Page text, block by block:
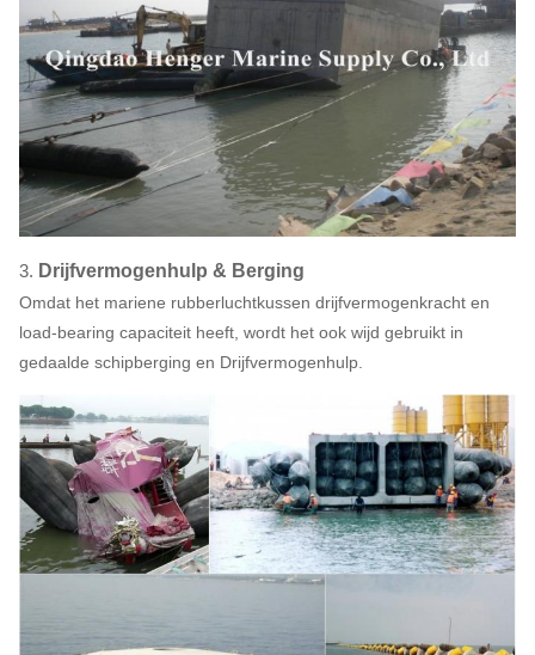
3. Drijfvermogenhulp & Berging
Omdat het mariene rubberluchtkussen drijfvermogenkracht en
load-bearing capaciteit heeft, wordt het ook wijd gebruikt in
gedaalde schipberging en Drijfvermogenhulp.